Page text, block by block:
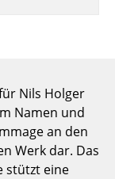
Nils Holger
Namen und
an den
Werk dar. Das
stützt eine